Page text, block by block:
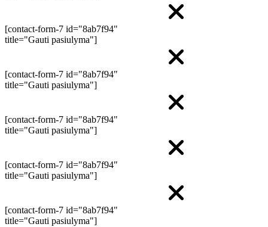
[contact-form-7 id="8ab7f94"
title="Gauti pasiulyma"]
[contact-form-7 id="8ab7f94"
title="Gauti pasiulyma"]
[contact-form-7 id="8ab7f94"
title="Gauti pasiulyma"]
[contact-form-7 id="8ab7f94"
title="Gauti pasiulyma"]
[contact-form-7 id="8ab7f94"
title="Gauti pasiulyma"]